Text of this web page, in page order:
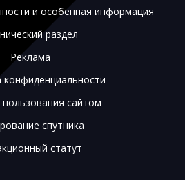
и особенная информация
раздел
Реклама
конфиденциальности
сайтом
спутника
статут